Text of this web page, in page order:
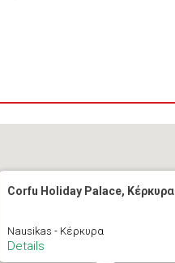
Corfu Holiday Palace, Κέρκυρα
Nausikas - Κέρκυρα
Details